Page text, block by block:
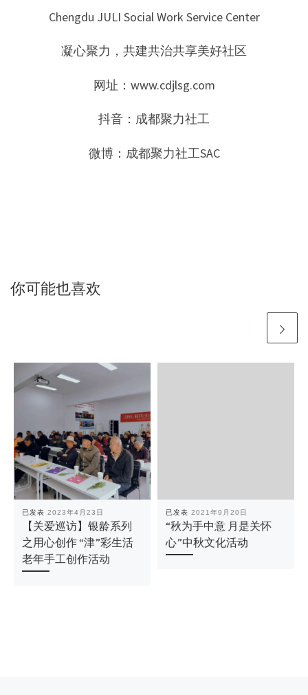
Chengdu JULI Social Work Service Center
凝心聚力，共建共治共享美好社区
网址：www.cdjlsg.com
抖音：成都聚力社工
微博：成都聚力社工SAC
你可能也喜欢
已发表 2023年4月23日
【关爱巡访】银龄系列
之用心创作 “津”彩生活
老年手工创作活动
已发表 2021年9月20日
“秋为手中意 月是关怀
心”中秋文化活动